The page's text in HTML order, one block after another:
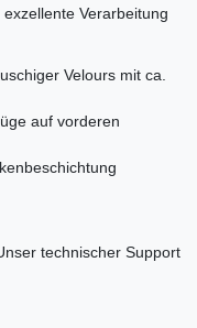
Verarbeitung
Velours mit ca.
auf vorderen
technischer Support